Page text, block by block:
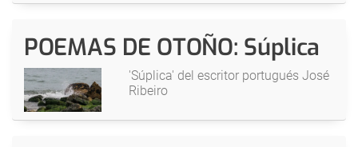
POEMAS DE OTOÑO: Súplica
'Súplica' del escritor portugués José
Ribeiro